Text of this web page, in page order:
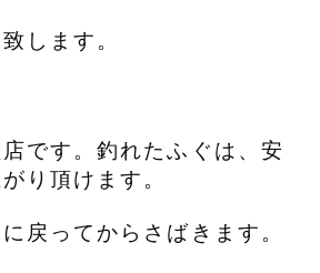
します。
です。釣れたふぐは、安
り頂けます。
戻ってからさばきます。